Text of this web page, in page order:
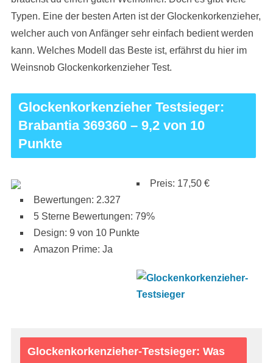
Typen. Eine der besten Arten ist der Glockenkorkenzieher,
welcher auch von Anfänger sehr einfach bedient werden
kann. Welches Modell das Beste ist, erfährst du hier im
Weinsnob Glockenkorkenzieher Test.
Glockenkorkenzieher Testsieger:
Brabantia 369360 – 9,2 von 10
Punkte
Preis: 17,50 €
Bewertungen: 2.327
5 Sterne Bewertungen: 79%
Design: 9 von 10 Punkte
Amazon Prime: Ja
Glockenkorkenzieher-Testsieger: Was